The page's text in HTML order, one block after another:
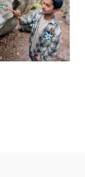
Top 40 im
Taunus